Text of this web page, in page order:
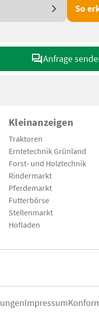
So
Anfrage
Kleinanzeigen
Traktoren
Erntetechnik Grünland
Forst- und Holztechnik
Rindermarkt
Pferdemarkt
Futterbörse
Stellenmarkt
Hofladen
Impressum